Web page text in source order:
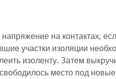
на контактах,
участки изоляции
изоленту. Затем
место под